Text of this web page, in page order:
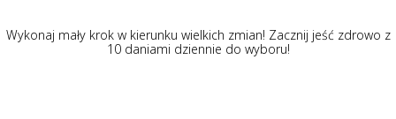
Wykonaj mały krok w kierunku wielkich zmian! Zacznij jeść zdrowo z
10 daniami dziennie do wyboru!